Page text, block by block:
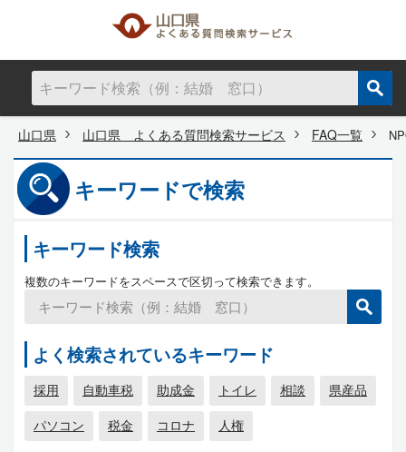
山口県 山口県 よくある質問検索サービス FAQ一覧
キーワードで検索
キーワード検索
複数のキーワードをスペースで区切って検索できます。
よく検索されているキーワード
採用 自動車税 助成金 トイレ 相談
県産品
パソコン
税金 コロナ 人権